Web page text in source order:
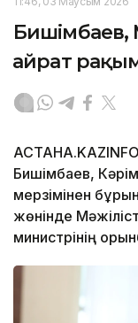
Бишімбаев,
Қайрат
Бишімбаев,
мерзімінен
жөнінде
министрінің